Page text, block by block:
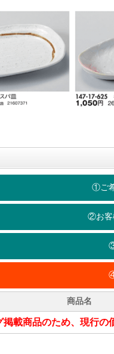
①ご
②お客
商品名
掲載商品のため、現行